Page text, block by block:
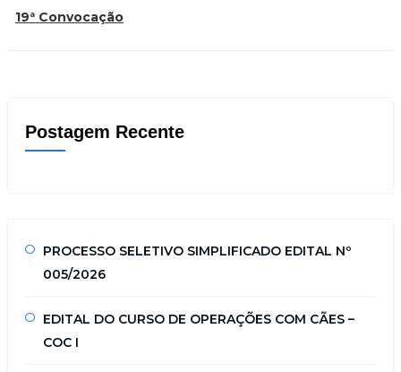
19ª Convocação
Postagem Recente
PROCESSO SELETIVO SIMPLIFICADO EDITAL Nº
005/2026
EDITAL DO CURSO DE OPERAÇÕES COM CÃES –
COC I